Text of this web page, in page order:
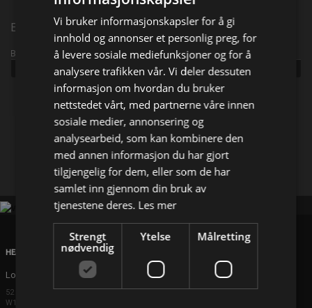
Episode 17
Broadcast info
2026
Facebook X
HEAD OFFICE
London
52 Brook Street
W1K 5DS London
Vi bruker informasjonskapsler for å gi
innhold og annonser et personlig preg, for
å levere sosiale mediefunksjoner og for å
analysere trafikken vår. Vi deler dessuten
informasjon om hvordan du bruker
nettstedet vårt, med partnerne våre innen
sosiale medier, annonsering og
analysearbeid, som kan kombinere den
med annen informasjon du har gjort
tilgjengelig for dem, eller som de har
samlet inn gjennom din bruk av
tjenestene deres. Les mer
Strengt
nødvendig
Ytelse Målretting